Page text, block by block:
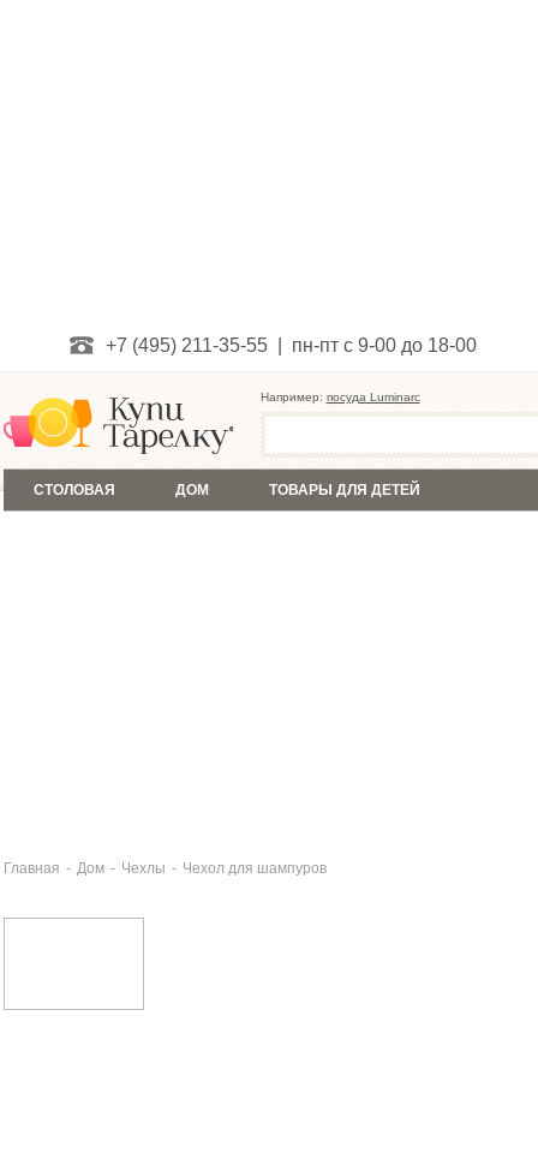
+7 (495) 211-35-55 | пн-пт с 9-00 до 18-00
Например: посуда Luminarc
СТОЛОВАЯ ДОМ ТОВАРЫ ДЛЯ ДЕТЕЙ
Главная - Дом - Чехлы - Чехол для шампуров